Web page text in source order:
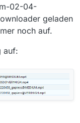
02-04-
geladen
noch auf.
auf: